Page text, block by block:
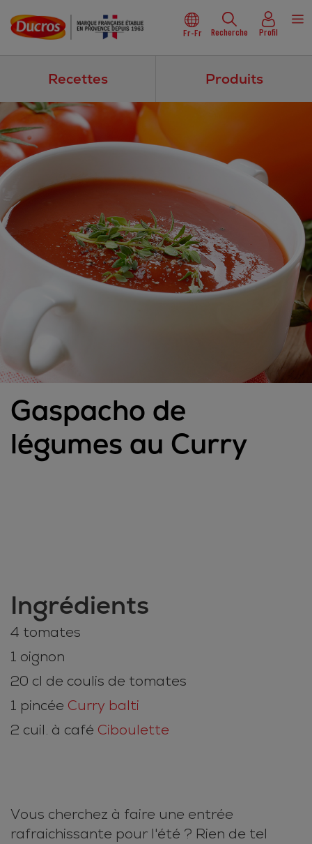
Fr-Fr Recherche Profil
Recettes Produits
Gaspacho de
légumes au Curry
Ingrédients
4 tomates
1 oignon
20 cl de coulis de tomates
1 pincée Curry balti
2 cuil. à café Ciboulette
Vous cherchez à faire une entrée
rafraichissante pour l'été ? Rien de tel